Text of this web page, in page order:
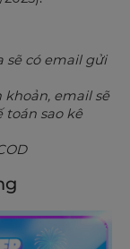
sẽ có email gửi
email sẽ
toán sao kê